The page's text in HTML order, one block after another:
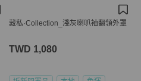
藏私·Collection_淺灰喇叭袖翻領外罩
TWD 1,080